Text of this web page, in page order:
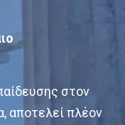
στον
αποτελεί πλέον